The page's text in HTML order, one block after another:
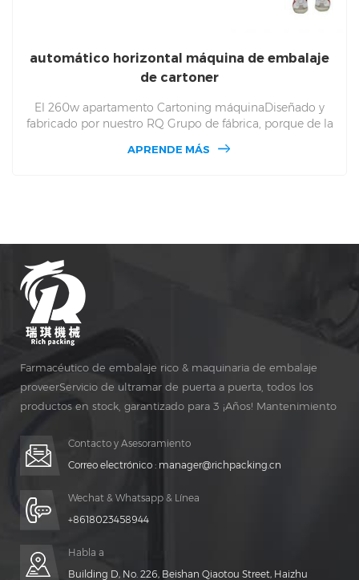
automático horizontal máquina de embalaje
de cartoner
El 260w apartamento Cartoning máquinaDiseñado y
fabricado por nuestro RQ Grupo de fábrica, porque de la
utilizadas, la cartonificación La máquina puede producir
APRENDE MÁS
Farmacéutico de embalaje rico & maquinaria de embalaje
proveerServicio de ultramar de puerta a puerta, todos los
productos en stock, garantizado para 3 ¡Años! Mantenimiento
Contacto y Asesoramiento
Correo electrónico : manager@richpacking.cn
Wechat & Whatsapp & Línea
+8618023458944
Habla a
Building D, No. 226, Beishan Qiaotou Street, Haizhu